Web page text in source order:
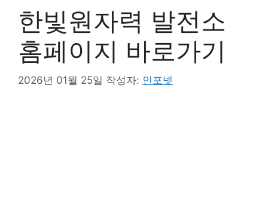
한빛원자력 발전소
홈페이지 바로가기
2026년 01월 25일 작성자: 인포넷